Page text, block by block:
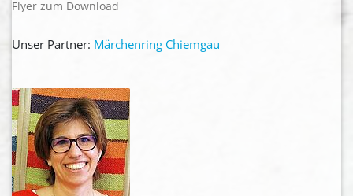
Flyer zum Download
Unser Partner: Märchenring Chiemgau